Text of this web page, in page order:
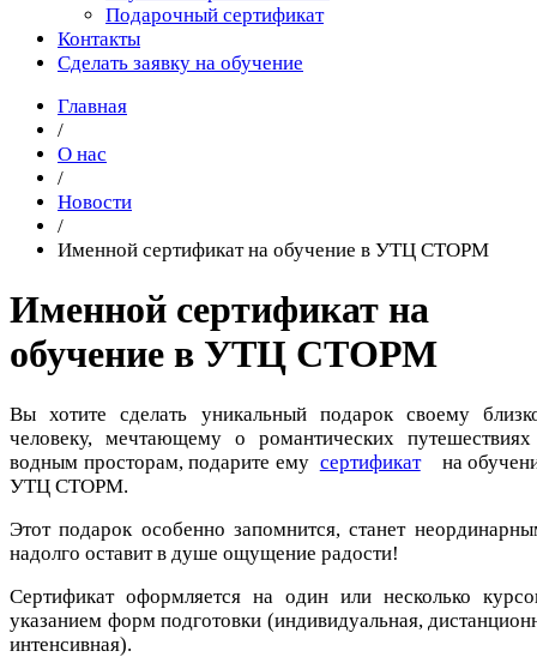
Подарочный сертификат
Контакты
Сделать заявку на обучение
Главная
/
О нас
/
Новости
/
Именной сертификат на обучение в УТЦ СТОРМ
Именной сертификат на
обучение в УТЦ СТОРМ
Вы хотите сделать уникальный подарок своему
человеку, мечтающему о романтических
водным просторам, подарите ему сертификатна
УТЦ СТОРМ.
Этот подарок особенно запомнится, станет
надолго оставит в душе ощущение радости!
Сертификат оформляется на один или несколько
указанием форм подготовки (индивидуальная,
интенсивная).